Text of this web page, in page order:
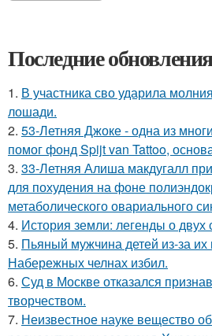
Последние
1. В участника сво ударила
лошади.
2. 53-Летняя Джоке - одна из
помог фонд Spijt van Tattoo,
3. 33-Летняя Алиша макдугалл
для похудения на фоне
метаболического овариального
4. История земли: легенды о двух
5. Пьяный мужчина детей из-за их
Набережных челнах избил.
6. Суд в Москве отказался
творчеством.
7. Неизвестное науке вещество